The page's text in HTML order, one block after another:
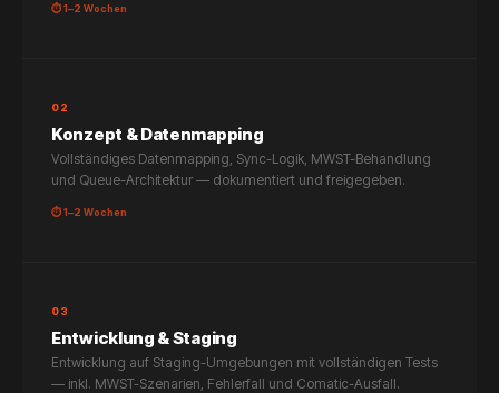
⏱ 1–2 Wochen
02
Konzept & Datenmapping
Vollständiges Datenmapping, Sync-Logik, MWST-Behandlung
und Queue-Architektur — dokumentiert und freigegeben.
⏱ 1–2 Wochen
03
Entwicklung & Staging
Entwicklung auf Staging-Umgebungen mit vollständigen Tests
— inkl. MWST-Szenarien, Fehlerfall und Comatic-Ausfall.